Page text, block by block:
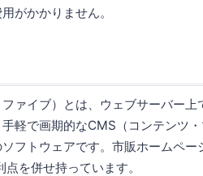
がかかりません。
ァイブ）とは、ウェブサーバー上
軽で画期的なCMS（コンテンツ
フトウェアです。市販ホームペ
を併せ持っています。